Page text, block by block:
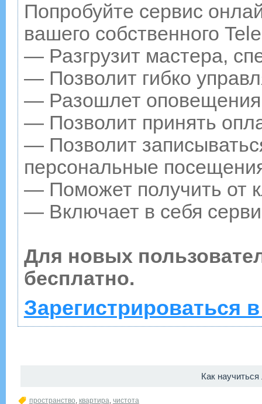
Попробуйте сервис
вашего собственного
— Разгрузит мастера,
— Позволит гибко
— Разошлет оповещения
— Позволит принять
— Позволит
персональные
— Поможет получить от
— Включает в себя
Для новых
бесплатно.
Зарегистрироваться
Как
пространство, квартира, чистота